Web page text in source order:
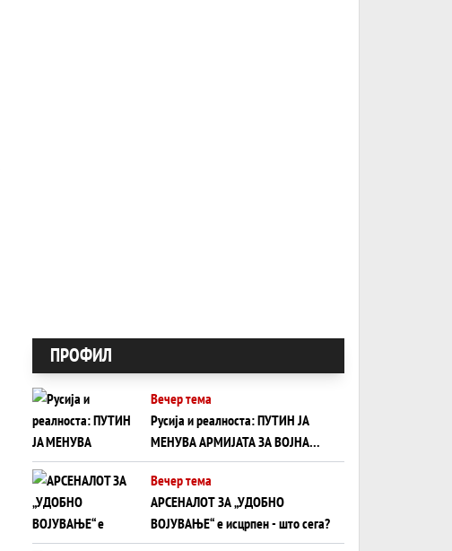
ПРОФИЛ
Вечер тема
Русија и реалноста: ПУТИН ЈА
МЕНУВА АРМИЈАТА ЗА ВОЈНА
ШТО ОСТАНУВА БЕЗ ФРОНТ
Вечер тема
АРСЕНАЛОТ ЗА „УДОБНО
ВОЈУВАЊЕ“ е исцрпен - што сега?